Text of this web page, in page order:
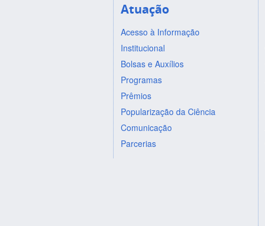
Atuação
Acesso à Informação
Institucional
Bolsas e Auxílios
Programas
Prêmios
Popularização da Ciência
Comunicação
Parcerias